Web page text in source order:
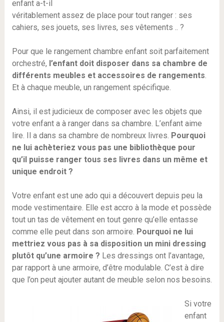
enfant a-t-il
véritablement assez de place pour tout ranger : ses
cahiers, ses jouets, ses livres, ses vêtements .. ?
Pour que le rangement chambre enfant soit parfaitement
orchestré, l’enfant doit disposer dans sa chambre de
différents meubles et accessoires de rangements.
Et à chaque meuble, un rangement spécifique.
Ainsi, il est judicieux de composer avec les objets que
votre enfant a à ranger dans sa chambre. L’enfant aime
lire. Il a dans sa chambre de nombreux livres. Pourquoi
ne lui achèteriez vous pas une bibliothèque pour
qu’il puisse ranger tous ses livres dans un même et
unique endroit ?
Votre enfant est une ado qui a découvert depuis peu la
mode vestimentaire. Elle est accro à la mode et possède
tout un tas de vêtement en tout genre qu’elle entasse
comme elle peut dans son armoire. Pourquoi ne lui
mettriez vous pas à sa disposition un mini dressing
plutôt qu’une armoire ? Les dressings ont l’avantage,
par rapport à une armoire, d’être modulable. C’est à dire
que l’on peut ajouter autant de meuble selon nos besoins.
Si votre
enfant